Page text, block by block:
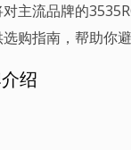
主流品牌的
购指南，帮助你避
绍